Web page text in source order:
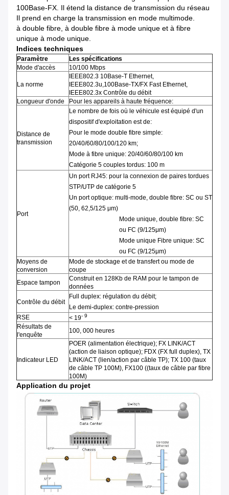
100Base-FX. Il étend la distance de transmission du réseau
Il prend en charge la transmission en mode multimode.
à double fibre, à double fibre à mode unique et à fibre
unique à mode unique.
Indices techniques
Paramètre
Les spécifications
Mode d'accès
10/100 Mbps
La norme
IEEE802.3 10Base-T Ethernet,
IEEE802.3u,100Base-TX/FX Fast Ethernet,
IEEE802.3x Contrôle du débit
Longueur d'onde
Pour les appareils à haute fréquence:
Distance de
transmission
Le nombre de fois où le véhicule est équipé d'un
dispositif d'exploitation est de:
Pour le mode double fibre simple:
20/40/60/80/100/120 km;
Mode à fibre unique: 20/40/60/80/100 km
Catégorie 5 couples tordus: 100 m
Port
Un port RJ45: pour la connexion de paires tordues
STP/UTP de catégorie 5
Un port optique: multi-mode, double fibre: SC ou ST
(50, 62,5/125 μm)
Mode unique, double fibre: SC
ou FC (9/125μm)
Mode unique Fibre unique: SC
ou FC (9/125μm)
Moyens de
conversion
Mode de stockage et de transfert ou mode de
coupe
Espace tampon
Construit en 128Kb de RAM pour le tampon de
données
Contrôle du débit
Full duplex: régulation du débit;
Le demi-duplex: contre-pression
RSE
< 19- 9
Résultats de
l'enquête
100, 000 heures
Indicateur LED
POER (alimentation électrique); FX LINK/ACT
(action de liaison optique); FDX (FX full duplex), TX
LINK/ACT (lien/action par câble TP); TX 100 (taux
de câble TP 100M), FX100 ((taux de câble par fibre
100M)
Application du projet